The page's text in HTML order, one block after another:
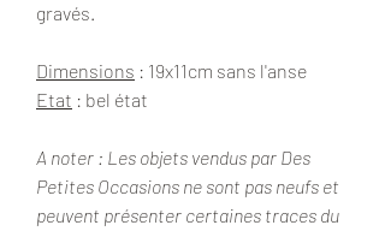
gravés.
Dimensions : 19x11cm sans l'anse
Etat : bel état
A noter : Les objets vendus par Des
Petites Occasions ne sont pas neufs et
peuvent présenter certaines traces du